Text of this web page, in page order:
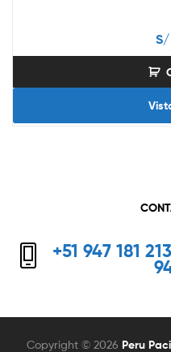
S/
+51 947 181
Copyright © 2026 Peru